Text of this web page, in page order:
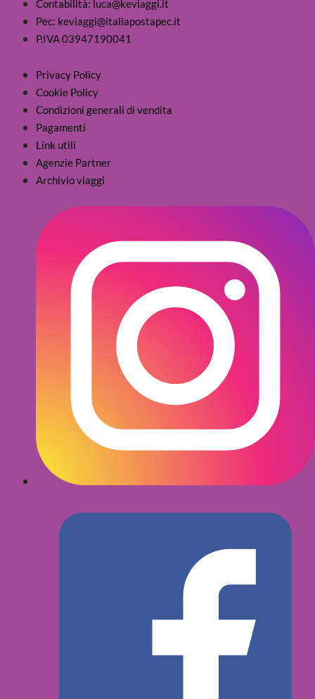
Contabilità: luca@keviaggi.it
Pec: keviaggi@italiapostapec.it
P.IVA 03947190041
Privacy Policy
Cookie Policy
Condizioni generali di vendita
Pagamenti
Link utili
Agenzie Partner
Archivio viaggi